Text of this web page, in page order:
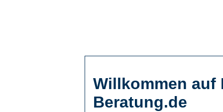
Willkommen auf
Beratung.de